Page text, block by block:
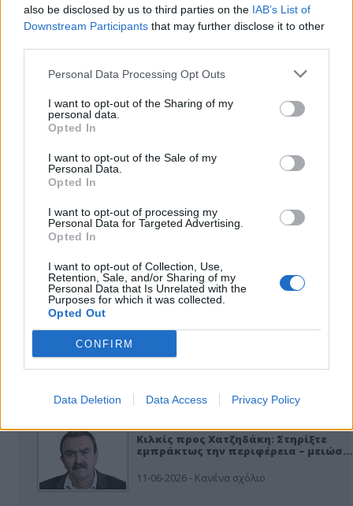
also be disclosed by us to third parties on the IAB’s List of
Downstream Participants that may further disclose it to other
Personal Data Processing Opt Outs
I want to opt-out of the Sharing of my
personal data.
Opted In
I want to opt-out of the Sale of my
Personal Data.
Opted In
I want to opt-out of processing my
Personal Data for Targeted Advertising.
Opted In
I want to opt-out of Collection, Use,
Retention, Sale, and/or Sharing of my
Personal Data that Is Unrelated with the
Purposes for which it was collected.
Opted Out
CONFIRM
Data Deletion Data Access Privacy Policy
ΑΠΟΨΕΙΣ
Κιλκίς προς Χατζηδάκη: Στηρίξτε
εμπράκτως την περιφέρεια – μειώσ…
11-06-2026 - Κανένα σχόλιο